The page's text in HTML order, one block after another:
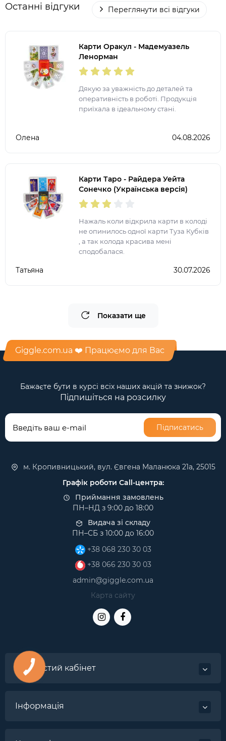
Останні відгуки Переглянути всі відгуки
Карти Оракул - Мадемуазель
Ленорман
Дякую за уважність до деталей та
оперативність в роботі. Продукція
приїхала в ідеальному стані.
Олена 04.08.2026
Карти Таро - Райдера Уейта
Сонечко (Українська версія)
Нажаль коли відкрила карти в колоді
не опинилось одної карти Туза Кубків
, а так колода красива мені
сподобалася.
Татьяна 30.07.2026
Показати ще
Giggle.com.ua ❤️ Працюємо для Вас
Бажаєте бути в курсі всіх наших акцій та знижок?
Підпишіться на розсилку
Підписатись
м. Кропивницький, вул. Євгена Маланюка 21а, 25015
Графік роботи Call-центра:
Приймання замовлень
ПН–НД з 9:00 до 18:00
Видача зі складу
ПН–СБ з 10:00 до 16:00
+38 068 230 30 03
+38 066 230 30 03
admin@giggle.com.ua
Карта сайту
Особистий кабінет
Інформація